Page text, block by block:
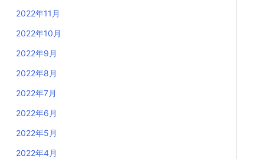
2022年11月
2022年10月
2022年9月
2022年8月
2022年7月
2022年6月
2022年5月
2022年4月